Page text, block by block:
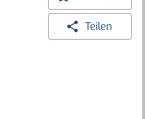
Teilen